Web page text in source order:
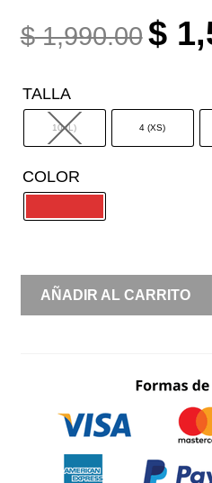
$1,990.00
PRICE
$
$
TALLA
10 (L) 4 (XS)
COLOR
CONJUNTO
TOP
ASIMÉTRICA
CANTIDAD
AÑADIR AL CARRITO